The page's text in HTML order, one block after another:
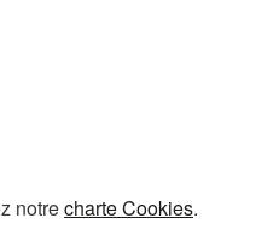
notrecharte Cookies.